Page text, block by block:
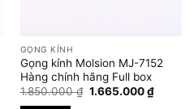
GỌNG KÍNH
Gọng kính Molsion MJ-7152
Hàng chính hãng Full box
1.850.000₫ Giá
1.665.000₫Giá
hiện